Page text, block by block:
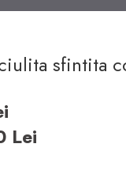
sfintita
Lei